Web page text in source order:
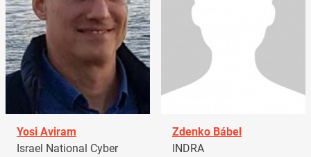
Yosi Aviram
Israel National Cyber
Zdenko Bábel
INDRA